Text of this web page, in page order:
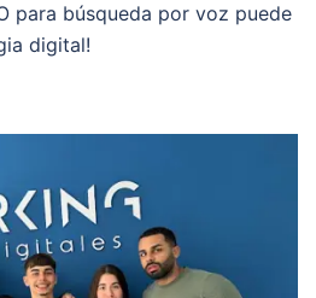
para búsqueda por voz puede
digital!